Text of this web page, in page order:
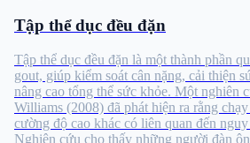
Tập thể dục đều đặn
Tập thể dục đều đặn là một thành phần
gout, giúp kiểm soát cân nặng, cải thiện
nâng cao tổng thể sức khỏe. Một nghiên
Williams (2008) đã phát hiện ra rằng
cường độ cao khác có liên quan đến
Nghiên cứu cho thấy những người đàn